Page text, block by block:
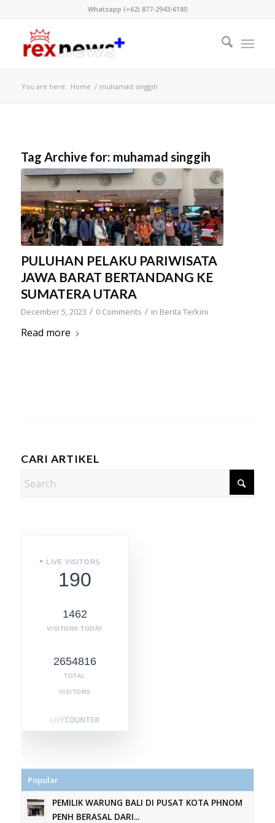
Whatsapp (+62) 877-2943-6180
You are here: Home / muhamad singgih
Tag Archive for: muhamad singgih
PULUHAN PELAKU PARIWISATA
JAWA BARAT BERTANDANG KE
SUMATERA UTARA
December 5, 2023 / 0 Comments / in Berita Terkini
Read more
CARI ARTIKEL
LIVE VISITORS
190
1462
VISITORS TODAY
2654816
TOTAL
VISITORS
Popular
PEMILIK WARUNG BALI DI PUSAT KOTA PHNOM
PENH BERASAL DARI...